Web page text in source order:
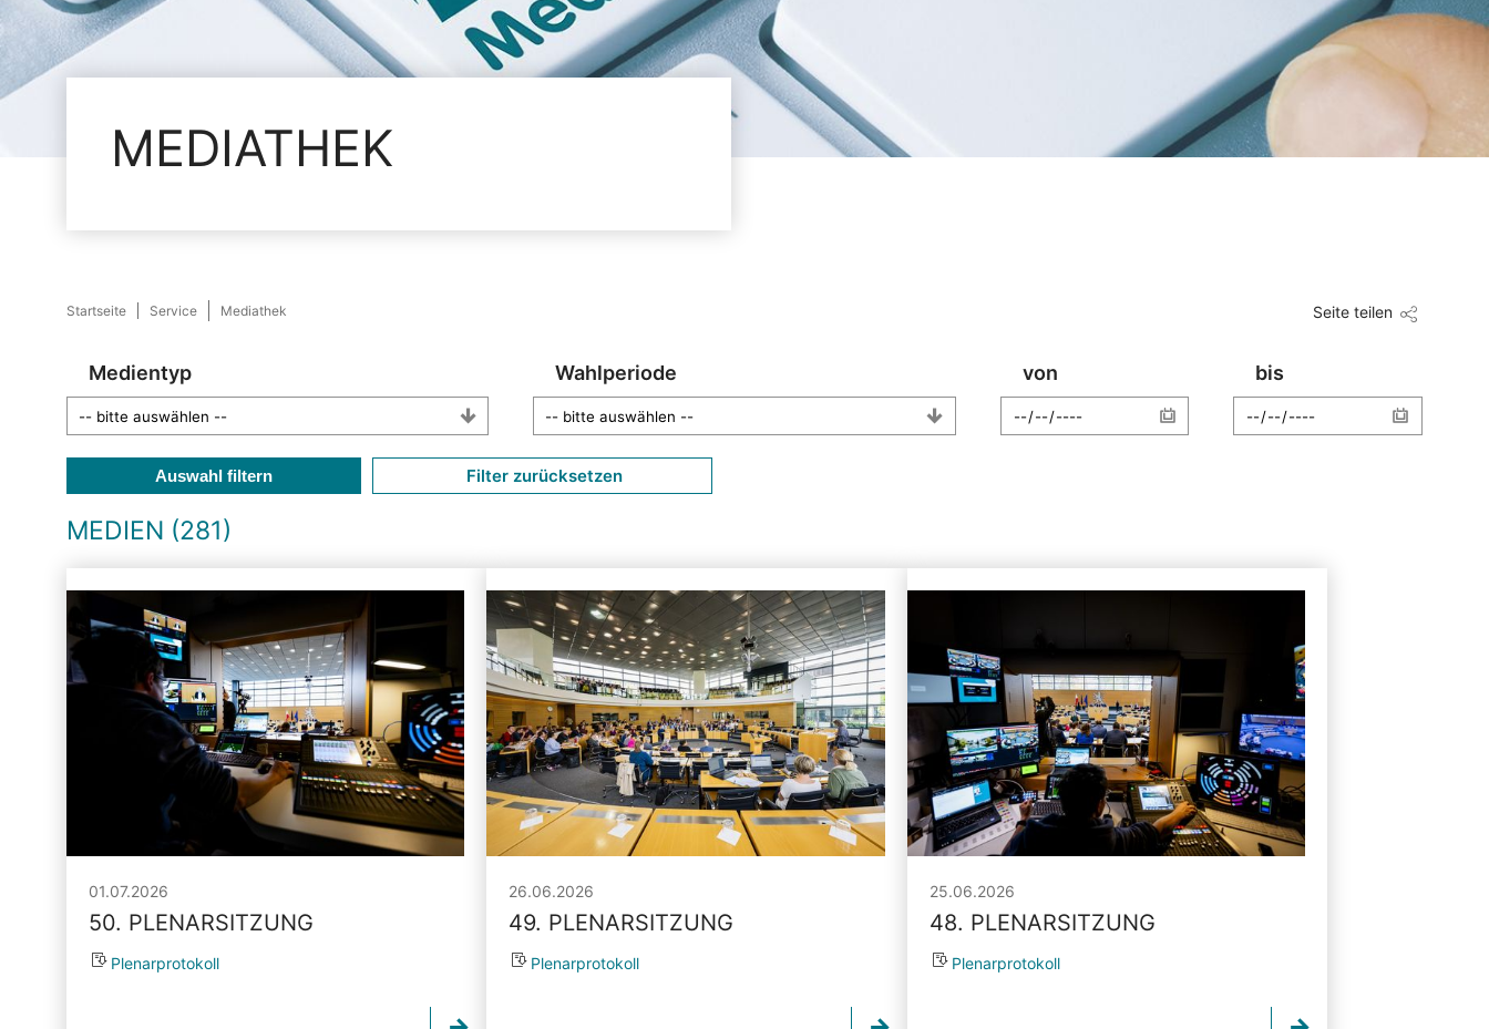
MEDIATHEK
Startseite Service Mediathek Seite teilen
Medientyp Wahlperiode von bis
Auswahl filtern Filter zurücksetzen
MEDIEN (281)
01.07.2026
50. PLENARSITZUNG
Plenarprotokoll
26.06.2026
49. PLENARSITZUNG
Plenarprotokoll
25.06.2026
48. PLENARSITZUNG
Plenarprotokoll